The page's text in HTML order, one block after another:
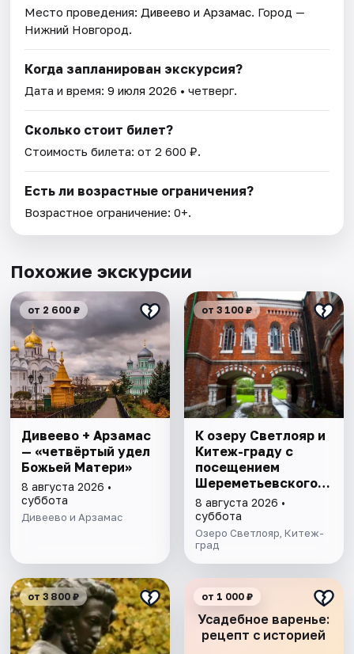
Место проведения: Дивеево и Арзамас. Город —
Нижний Новгород.
Когда запланирован экскурсия?
Дата и время:9 июля 2026 • четверг.
Сколько стоит билет?
Стоимость билета: от 2 600 ₽.
Есть ли возрастные ограничения?
Возрастное ограничение: 0+.
Похожие экскурсии
от 2 600 ₽
Дивеево + Арзамас
— «четвёртый удел
Божьей Матери»
8 августа 2026 •
суббота
Дивеево и Арзамас
от 3 100 ₽
К озеру Светлояр и
Китеж-граду с
посещением
Шереметьевского
замка
8 августа 2026 •
суббота
Озеро Светлояр, Китеж-
град
от 3 800 ₽
Усадебное варенье:
рецепт с историей
от 1 000 ₽